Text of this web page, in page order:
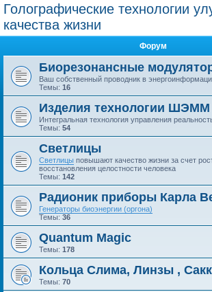
Голографические технологии
качества жизни
Форум
Биорезонансные
Ваш собственный проводник в
Темы: 16
Изделия технологии ШЭММ
Интегральная технология управления
Темы: 54
Светлицы
Светлицы повышают качество жизни за счет
восстановления целостности человека
Темы: 142
Радионик приборы Карла
Генераторы биоэнергии (оргона)
Темы: 36
Quantum Magic
Темы: 178
Кольца Слима, Линзы ,
Темы: 70